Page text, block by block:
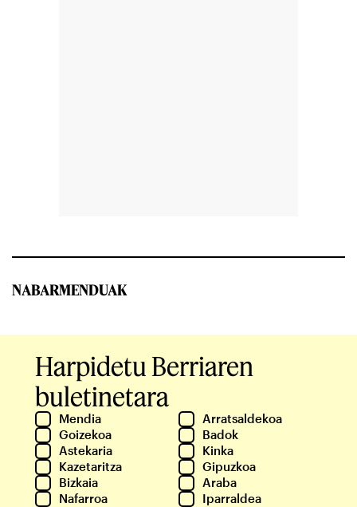
NABARMENDUAK
Harpidetu Berriaren
buletinetara
Mendia
Arratsaldekoa
Goizekoa
Badok
Astekaria
Kinka
Kazetaritza
Gipuzkoa
Bizkaia
Araba
Nafarroa
Iparraldea